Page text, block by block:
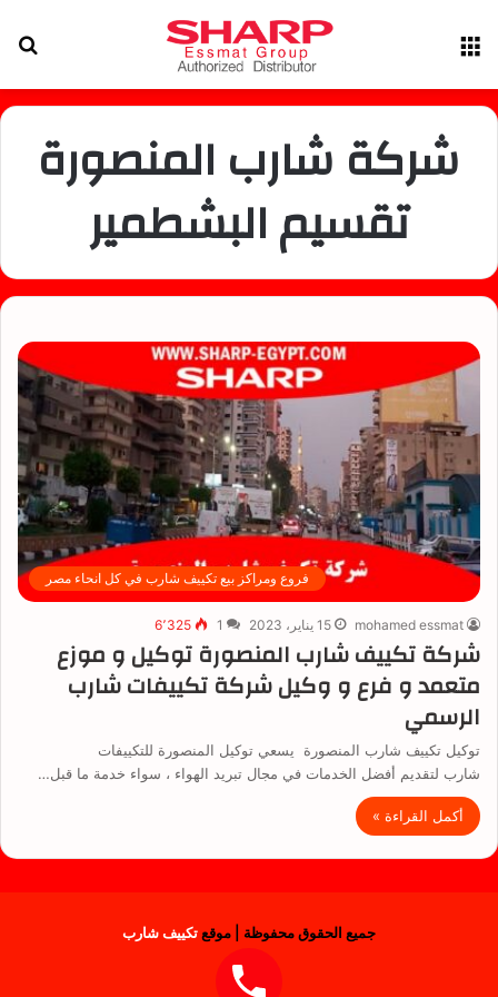
شركة شارب المنصورة
تقسيم البشطمير
فروع ومراكز بيع تكييف شارب في كل انحاء مصر
mohamed essmat 15 يناير، 2023 1 6٬325
شركة تكييف شارب المنصورة توكيل و موزع
متعمد و فرع و وكيل شركة تكييفات شارب
الرسمي
توكيل تكييف شارب المنصورة يسعي توكيل المنصورة للتكييفات
شارب لتقديم أفضل الخدمات في مجال تبريد الهواء ، سواء خدمة ما قبل…
أكمل القراءة »
جميع الحقوق محفوظة | موقعتكييف شارب
فيسبوك